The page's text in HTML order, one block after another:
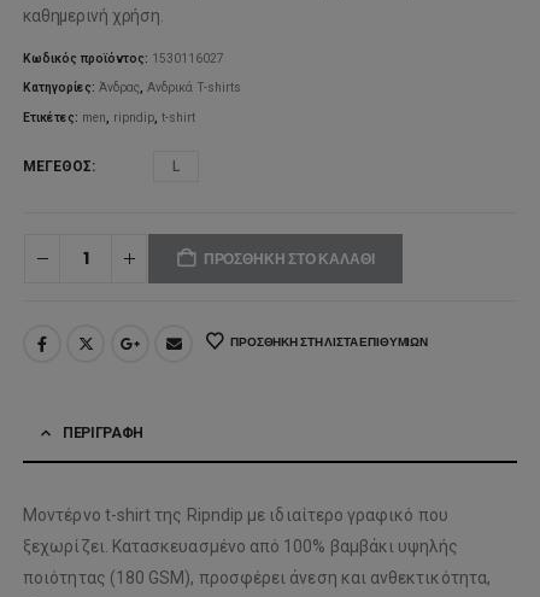
καθημερινή χρήση.
Κωδικός προϊόντος: 1530116027
Κατηγορίες:Άνδρας,Ανδρικά T-shirts
Ετικέτες: men, ripndip,t-shirt
ΜΈΓΕΘΟΣ L
ΠΡΟΣΘΉΚΗ ΣΤΟ ΚΑΛΆΘΙ
ΠΡΟΣΘΉΚΗ ΣΤΗ ΛΊΣΤΑ ΕΠΙΘΥΜΙΏΝ
ΠΕΡΙΓΡΑΦΉ
Μοντέρνο t-shirt της Ripndip με ιδιαίτερο γραφικό που
ξεχωρίζει. Κατασκευασμένο από 100% βαμβάκι υψηλής
ποιότητας (180 GSM), προσφέρει άνεση και ανθεκτικότητα,